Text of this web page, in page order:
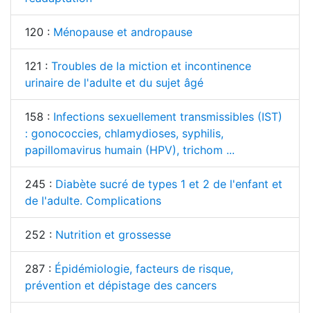
120 : Ménopause et andropause
121 : Troubles de la miction et incontinence
urinaire de l'adulte et du sujet âgé
158 : Infections sexuellement transmissibles (IST)
: gonococcies, chlamydioses, syphilis,
papillomavirus humain (HPV), trichom ...
245 : Diabète sucré de types 1 et 2 de l'enfant et
de l'adulte. Complications
252 : Nutrition et grossesse
287 : Épidémiologie, facteurs de risque,
prévention et dépistage des cancers